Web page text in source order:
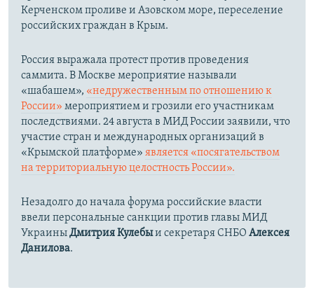
Керченском проливе и Азовском море, переселение
российских граждан в Крым.
Россия выражала протест против проведения
саммита. В Москве мероприятие называли
«шабашем», «недружественным по отношению к
России» мероприятием и грозили его участникам
последствиями. 24 августа в МИД России заявили, что
участие стран и международных организаций в
«Крымской платформе» является «посягательством
на территориальную целостность России».
Незадолго до начала форума российские власти
ввели персональные санкции против главы МИД
УкраиныДмитрия Кулебыи секретаря СНБО Алексея
Данилова.